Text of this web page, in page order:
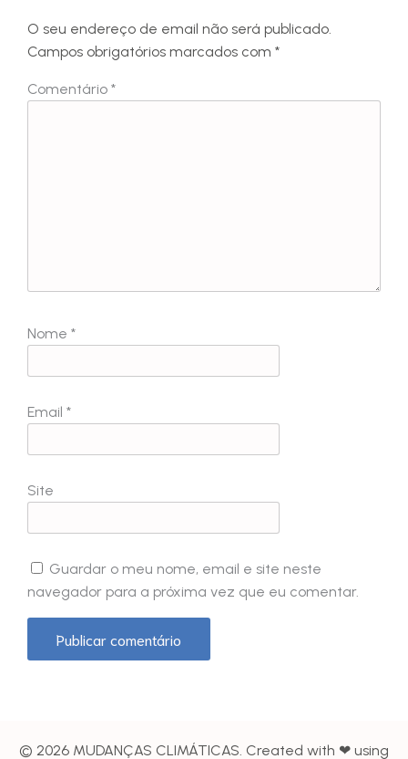
O seu endereço de email não será publicado.
Campos obrigatórios marcados com *
Comentário *
Nome *
Email *
Site
Guardar o meu nome, email e site neste
navegador para a próxima vez que eu comentar.
© 2026 MUDANÇAS CLIMÁTICAS. Created with ❤ using